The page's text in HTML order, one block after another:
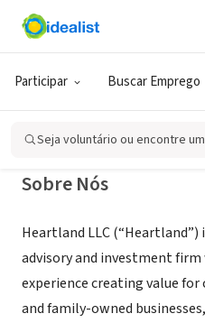
Participar Buscar Emprego
Seja voluntário ou encontre
CONSULTORIA
Heartland LLC
Sobre Nós
Heartland LLC
advisory and investment firm
experience creating value
and family-owned